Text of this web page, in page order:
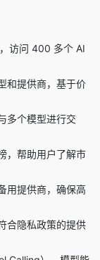
访问 400 多个 AI
和提供商，基于价
多个模型进行交
，帮助用户了解市
用提供商，确保高
合隐私政策的提供